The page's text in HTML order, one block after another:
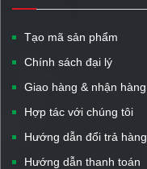
Tạo mã sản phẩm
Chính sách đại lý
Giao hàng & nhận hàng
Hợp tác với chúng tôi
Hướng dẫn đổi trả hàng
Hướng dẫn thanh toán